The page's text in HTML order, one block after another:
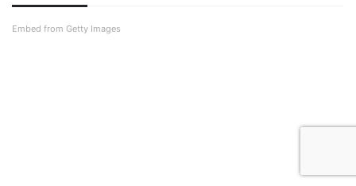
Embed from Getty Images